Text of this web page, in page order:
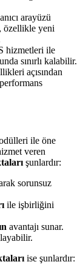
arayüzü
özellikle yeni
hizmetleri ile
sınırlı kalabilir.
açısından
ile öne
veren
şunlardır:
sorunsuz
ile işbirliğini
avantajı sunar.
ise şunlardır: